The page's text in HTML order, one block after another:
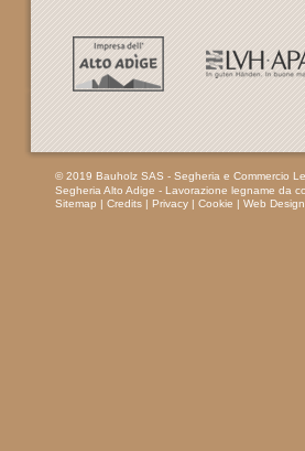
© 2019 Bauholz SAS - Segheria e Commercio
Segheria Alto Adige - Lavorazione legname da
Sitemap | Credits | Privacy | Cookie | Web